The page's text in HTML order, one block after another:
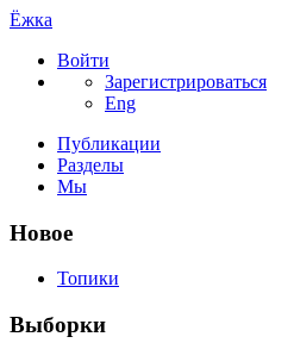
Ёжка
Войти
Зарегистрироваться
Eng
Публикации
Разделы
Мы
Новое
Топики
Выборки